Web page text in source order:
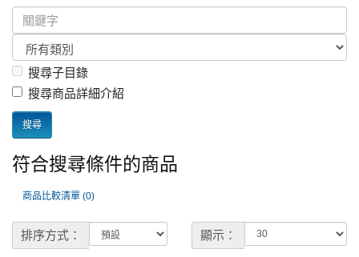
搜尋子目錄
搜尋商品詳細介紹
符合搜尋條件的商品
商品比較清單 (0)
排序方式： 顯示：